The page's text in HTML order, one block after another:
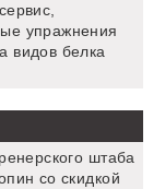
упражнения
видов белка
штаба
со скидкой